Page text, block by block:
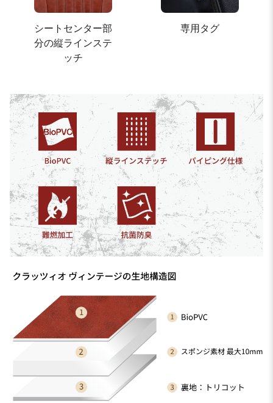
シートセンター部
分の縦ラインステ
ッチ
専用タグ